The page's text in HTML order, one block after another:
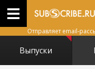
Отправляет email-
Выпуски